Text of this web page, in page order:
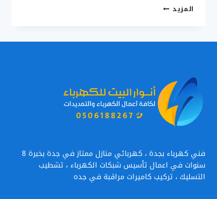
المزيد فني
–
في
جده
فني كهرباء بجدة ، كهربائي منازل ممتاز في جدة بخبرة 8
سنوات في اعمال تأسيس شبكات الكهرباء ، تشطيب
التسليك ، تركيب كاميرات مراقبة في جده